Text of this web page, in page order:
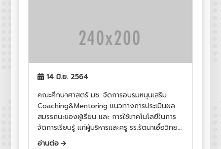
14 มิ.ย. 2564
คณะศึกษาศาสตร์ มช. จัดการอบรมหนุนเสริม
Coaching&Mentoring แนวทางการประเมินผล
สมรรถนะของผู้เรียน และ การใช้เทคโนโลยีในการ
จัดการเรียนรู้ แก่ผู้บริหารและครู รร.รัตนาเอื้อวิทยา
รร.บ้านพันตน รร.บ้านขอบด้ง และ รร.อนุบาลสุมาลี
อ่านต่อ